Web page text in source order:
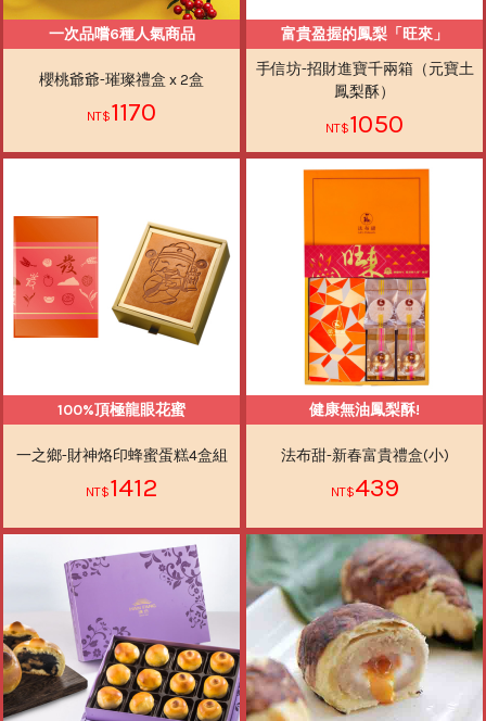
一次品嚐6種人氣商品
櫻桃爺爺-璀璨禮盒 x 2盒
1170
富貴盈握的鳳梨「旺來」
手信坊-招財進寶千兩箱（元寶土
鳳梨酥）
1050
100%頂極龍眼花蜜
一之鄉-財神烙印蜂蜜蛋糕4盒組
1412
健康無油鳳梨酥!
法布甜-新春富貴禮盒(小)
439